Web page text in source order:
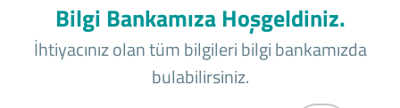
Bilgi Bankamıza Hoşgeldiniz.
İhtiyacınız olan tüm bilgileri bilgi bankamızda
bulabilirsiniz.